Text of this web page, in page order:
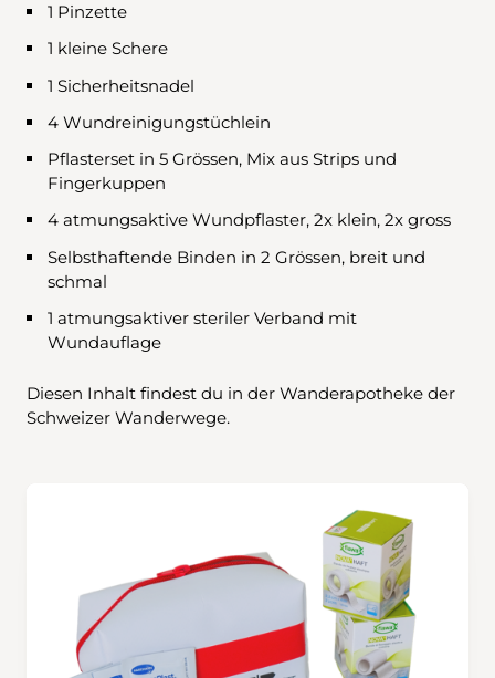
1 Pinzette
1 kleine Schere
1 Sicherheitsnadel
4 Wundreinigungstüchlein
Pflasterset in 5 Grössen, Mix aus Strips und
Fingerkuppen
4 atmungsaktive Wundpflaster, 2x klein, 2x gross
Selbsthaftende Binden in 2 Grössen, breit und
schmal
1 atmungsaktiver steriler Verband mit
Wundauflage
Diesen Inhalt findest du in der Wanderapotheke der
Schweizer Wanderwege.